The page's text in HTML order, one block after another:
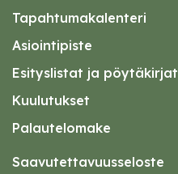
Tapahtumakalenteri
Asiointipiste
Esityslistat ja pöytäkirjat
Kuulutukset
Palautelomake
Saavutettavuusseloste